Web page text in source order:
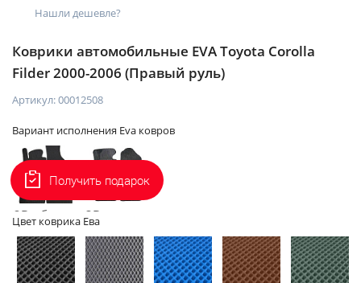
Коврики автомобильные EVA Toyota Corolla
Filder 2000-2006 (Правый руль)
Артикул:00012508
Нашли дешевле?
Вариант исполнения Eva ковров
2D - без
бортов
3D - с
Цвет коврика Ева
Получить подарок